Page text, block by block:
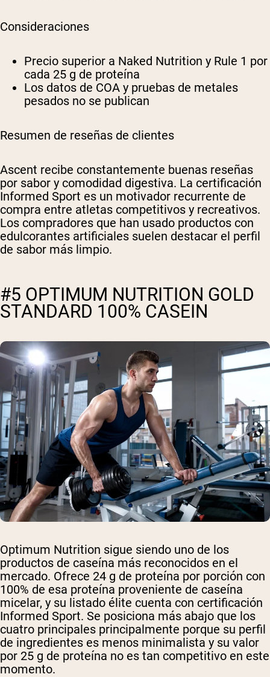
Consideraciones
Precio superior a Naked Nutrition y Rule 1 por
cada 25 g de proteína
Los datos de COA y pruebas de metales
pesados no se publican
Resumen de reseñas de clientes
Ascent recibe constantemente buenas reseñas
por sabor y comodidad digestiva. La certificación
Informed Sport es un motivador recurrente de
compra entre atletas competitivos y recreativos.
Los compradores que han usado productos con
edulcorantes artificiales suelen destacar el perfil
de sabor más limpio.
#5 OPTIMUM NUTRITION GOLD
STANDARD 100% CASEIN
Optimum Nutrition sigue siendo uno de los
productos de caseína más reconocidos en el
mercado. Ofrece 24 g de proteína por porción con
100% de esa proteína proveniente de caseína
micelar, y su listado élite cuenta con certificación
Informed Sport. Se posiciona más abajo que los
cuatro principales principalmente porque su perfil
de ingredientes es menos minimalista y su valor
por 25 g de proteína no es tan competitivo en este
momento.